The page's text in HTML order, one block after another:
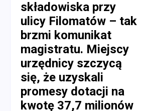
składowiska przy
ulicy Filomatów – tak
brzmi komunikat
magistratu. Miejscy
urzędnicy szczycą
się, że uzyskali
promesy dotacji na
kwotę 37,7 milionów